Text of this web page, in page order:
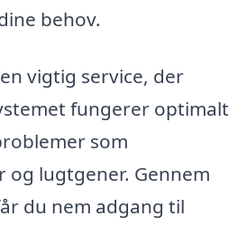
behov.
vigtig service, der
fungerer optimalt
som
og lugtgener. Gennem
du nem adgang til